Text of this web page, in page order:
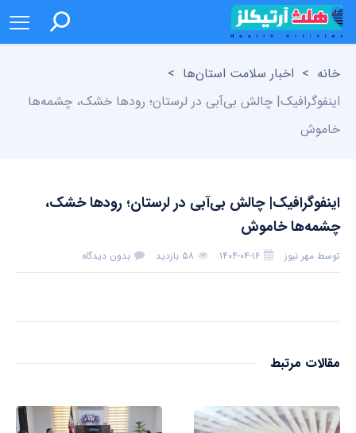
خانه > اخبار سلامت استان‌ها >
اینفوگرافیک| چالش بی‌آبی در لرستان؛ رودها خشک، چشمه‌ها
خاموش
اینفوگرافیک| چالش بی‌آبی در لرستان؛ رودها خشک،
چشمه‌ها خاموش
توسط مهر نیوز ۱۴۰۴-۰۴-۱۶ ۵۸ بازدید بدون دیدگاه
مقالات مرتبط